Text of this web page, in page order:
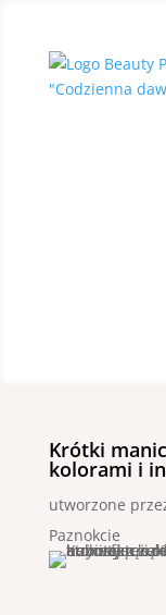
Krótki
kolorami i
utworzone
Paznokcie